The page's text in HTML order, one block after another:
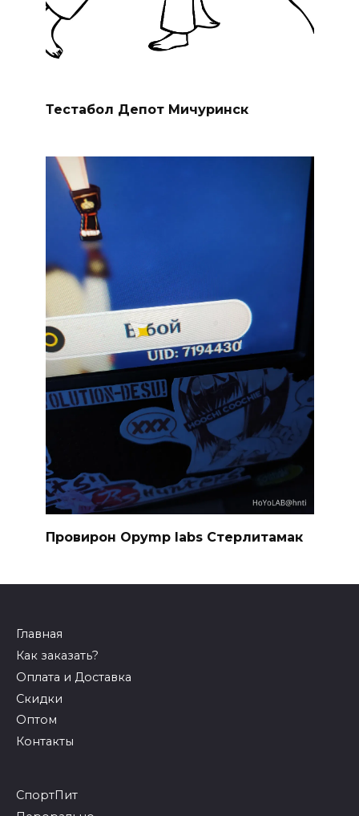
Тестабол Депот Мичуринск
Провирон Opymp labs Стерлитамак
Главная
Как заказать?
Оплата и Доставка
Скидки
Оптом
Контакты
СпортПит